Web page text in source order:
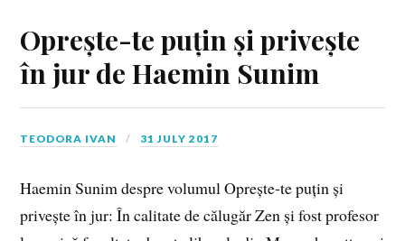
Oprește-te puțin și privește
în jur de Haemin Sunim
TEODORA IVAN 31 JULY 2017
Haemin Sunim despre volumul Oprește-te puțin și
privește în jur: În calitate de călugăr Zen și fost profesor